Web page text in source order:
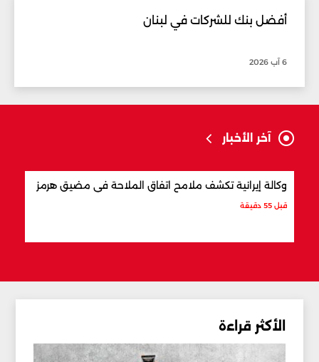
أفضل بنك للشركات في لبنان
6 آب 2026
آخر الأخبار
وكالة إيرانية تكشف ملامح اتفاق الملاحة في مضيق هرمز
قبل 55 دقيقة
الأكثر قراءة